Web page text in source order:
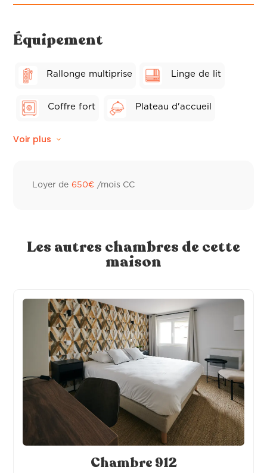
Équipement
Rallonge multiprise Linge de lit
Coffre fort Plateau d'accueil
Wifi fibre
Cafetière individuelle
Literie hôtelière 120 x 200
Frigo individuel Alèse de lit
Voir plus
Loyer de 650€ /mois CC
Les autres chambres de cette
maison
Chambre 912